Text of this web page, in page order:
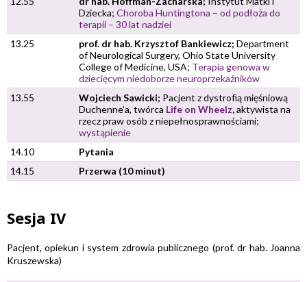
Dziecka; Choroba Huntingtona – od podłoża do
terapii – 30 lat nadziei
13.25
prof. dr hab. Krzysztof Bankiewicz; Department
of Neurological Surgery, Ohio State University
College of Medicine, USA; Terapia genowa w
dziecięcym niedoborze neuroprzekaźników
13.55
Wojciech Sawicki; Pacjent z dystrofią mięśniową
Duchenne’a, twórca Life on Wheelz,aktywista na
rzecz praw osób z niepełnosprawnościami;
wystąpienie
14.10
Pytania
14.15
Przerwa (10 minut)
Sesja IV
Pacjent, opiekun i system zdrowia publicznego (prof. dr hab. Joanna
Kruszewska)